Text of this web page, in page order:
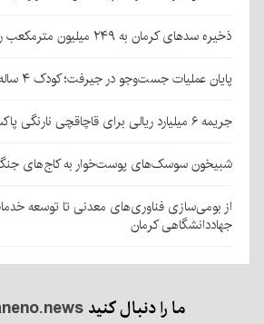
ذخیره سدهای کرمان به ۲۴۹ میلیون مترمکعب رسید
پایان عملیات جست‌وجو در جیرفت؛ کودک ۴ ساله دلفاردی پیدا شد
جریمه ۶ میلیارد ریالی برای قاچاقچی نارنگی پاکستانی در بافت
شبیخون سوسک‌های پوست‌خوار به کاج‌های
از بومی‌سازی فناوری‌های معدنی تا توسعه
جهاددانشگاهی کرمان
ما را دنبال کنید